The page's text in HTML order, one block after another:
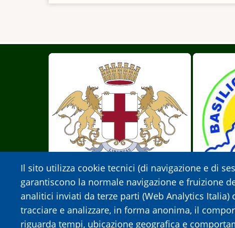
Il sito utilizza cookie tecnici (di navigazione e di
garantiscono la normale navigazione e fruizione
analitici inviati da terze parti (Web Analytics Italia)
tracciare e analizzare, in forma anonima, il
riguarda tempi, ubicazione geografica e